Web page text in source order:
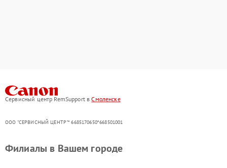
Сервисный центр RemSupport вСмоленске
ООО "СЕРВИСНЫЙ ЦЕНТР"* 6685170650*668501001
Филиалы в Вашем городе